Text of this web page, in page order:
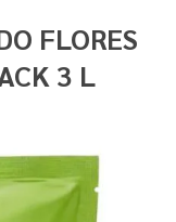
FLORES
3 L